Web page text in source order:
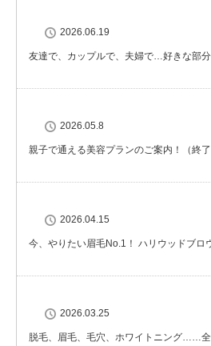
2026.06.19
友達で、カップルで、夫婦で…好きな部分
2026.05.8
親子で通える美容プランのご案内！（終了
2026.04.15
今、やりたい眉毛No.1！ ハリウッドブロ
2026.03.25
脱毛、眉毛、毛穴、ホワイトニング……